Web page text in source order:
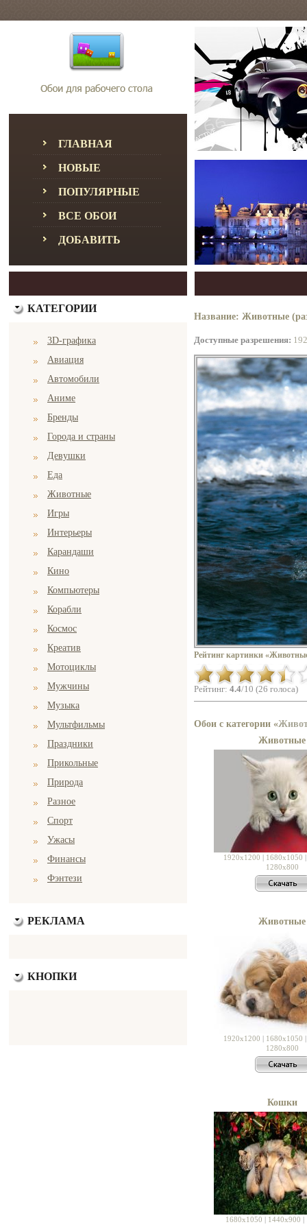
ГЛАВНАЯ
НОВЫЕ
ПОПУЛЯРНЫЕ
ВСЕ ОБОИ
ДОБАВИТЬ
КАТЕГОРИИ
3D-графика
Авиация
Автомобили
Аниме
Бренды
Города и страны
Девушки
Еда
Животные
Игры
Интерьеры
Карандаши
Кино
Компьютеры
Корабли
Космос
Креатив
Мотоциклы
Мужчины
Музыка
Мультфильмы
Праздники
Прикольные
Природа
Разное
Спорт
Ужасы
Финансы
Фэнтези
РЕКЛАМА
КНОПКИ
Название: Животные
Доступные разрешения:
Рейтинг картинки
Рейтинг: 4.4/10 (26 голоса)
Обои с категории «
Животные
1920x1200 | 1680x1050
1280x800
Животные
1920x1200 | 1680x1050
1280x800
Кошки
1680x1050 | 1440x900 |